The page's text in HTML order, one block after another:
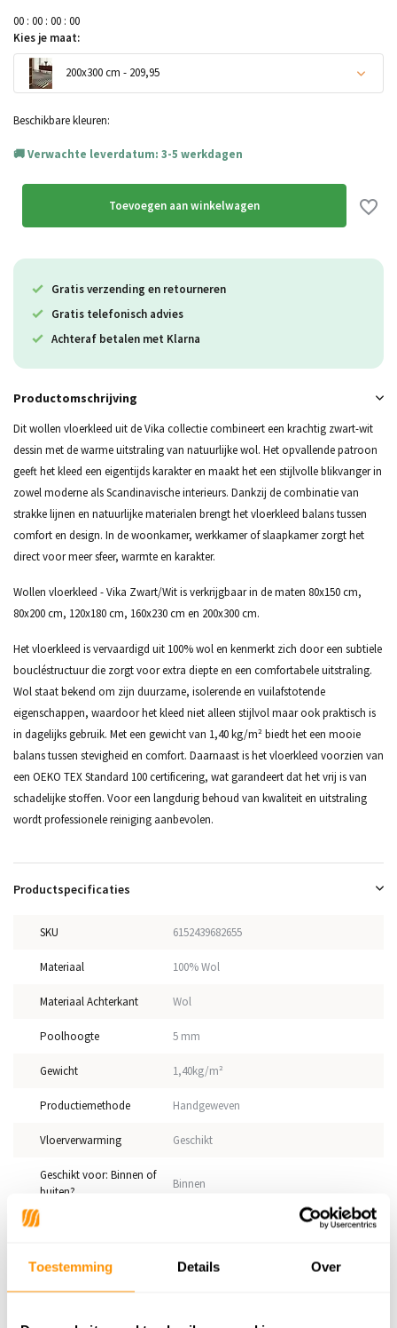
Toestemming Details Over
00 : 00 : 00 : 00
Kies je maat:
200x300 cm - 209,95
Beschikbare kleuren:
Verwachte leverdatum: 3-5 werkdagen
Toevoegen aan winkelwagen
Gratis verzending en retourneren
Gratis telefonisch advies
Achteraf betalen met Klarna
Productomschrijving
Dit wollen vloerkleed uit de Vika collectie combineert een krachtig zwart-wit
dessin met de warme uitstraling van natuurlijke wol. Het opvallende patroon
geeft het kleed een eigentijds karakter en maakt het een stijlvolle blikvanger in
zowel moderne als Scandinavische interieurs. Dankzij de combinatie van
strakke lijnen en natuurlijke materialen brengt het vloerkleed balans tussen
comfort en design. In de woonkamer, werkkamer of slaapkamer zorgt het
direct voor meer sfeer, warmte en karakter.
Wollen vloerkleed - Vika Zwart/Wit is verkrijgbaar in de maten 80x150 cm,
80x200 cm, 120x180 cm, 160x230 cm en 200x300 cm.
Het vloerkleed is vervaardigd uit 100% wol en kenmerkt zich door een subtiele
boucléstructuur die zorgt voor extra diepte en een comfortabele uitstraling.
Wol staat bekend om zijn duurzame, isolerende en vuilafstotende
eigenschappen, waardoor het kleed niet alleen stijlvol maar ook praktisch is
in dagelijks gebruik. Met een gewicht van 1,40 kg/m² biedt het een mooie
balans tussen stevigheid en comfort. Daarnaast is het vloerkleed voorzien van
een OEKO TEX Standard 100 certificering, wat garandeert dat het vrij is van
schadelijke stoffen. Voor een langdurig behoud van kwaliteit en uitstraling
wordt professionele reiniging aanbevolen.
Productspecificaties
SKU 6152439682655
Materiaal 100% Wol
Materiaal Achterkant Wol
Poolhoogte 5 mm
Gewicht 1,40kg/m²
Productiemethode Handgeweven
Vloerverwarming Geschikt
Geschikt voor: Binnen of
buiten?
Binnen
Gecertificeerd Ja